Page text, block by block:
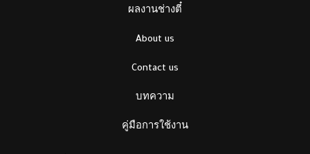
ผลงานช่างตี๋
About us
Contact us
บทความ
คู่มือการใช้งาน